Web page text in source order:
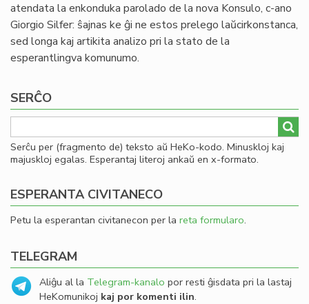
atendata la enkonduka parolado de la nova Konsulo, c-ano
Giorgio Silfer: ŝajnas ke ĝi ne estos prelego laŭcirkonstanca,
sed longa kaj artikita analizo pri la stato de la
esperantlingva komunumo.
SERĈO
Serĉu per (fragmento de) teksto aŭ HeKo-kodo. Minuskloj kaj
majuskloj egalas. Esperantaj literoj ankaŭ en x-formato.
ESPERANTA CIVITANECO
Petu la esperantan civitanecon per la reta formularo.
TELEGRAM
Aliĝu al la Telegram-kanalo por resti ĝisdata pri la lastaj
HeKomunikoj kaj por komenti ilin.